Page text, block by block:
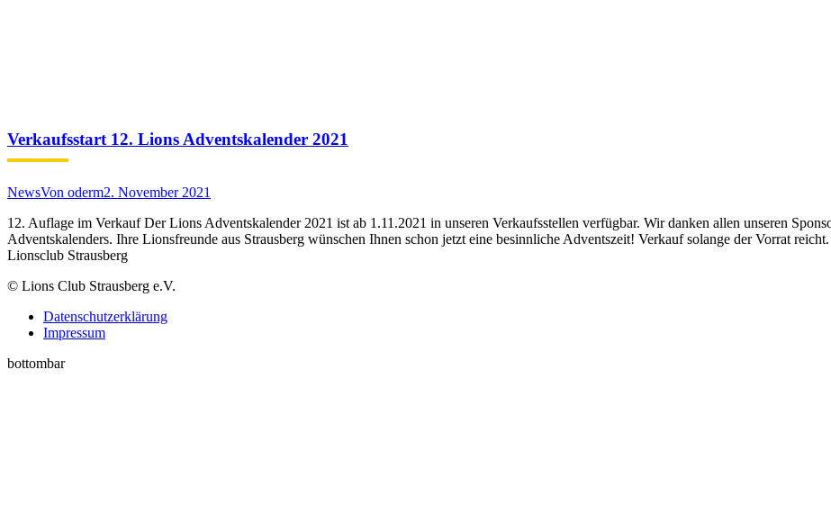
Verkaufsstart 12. Lions Adventskalender 2021
NewsVon oderm2. November 2021
12. Auflage im Verkauf Der Lions Adventskalender 2021 ist ab 1.11.2021 in unseren Verkaufsstellen verfügbar. Wir danken allen unseren
Adventskalenders. Ihre Lionsfreunde aus Strausberg wünschen Ihnen schon jetzt eine besinnliche Adventszeit! Verkauf solange der Vorrat
Lionsclub Strausberg
© Lions Club Strausberg e.V.
Datenschutzerklärung
Impressum
bottombar